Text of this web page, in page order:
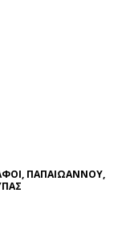
ΠΑΠΑΙΩΑΝΝΟΥ,